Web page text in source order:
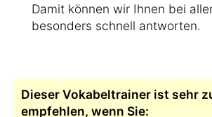
Damit können wir Ihnen bei
besonders schnell antworten.
Dieser Vokabeltrainer ist sehr
empfehlen, wenn Sie: